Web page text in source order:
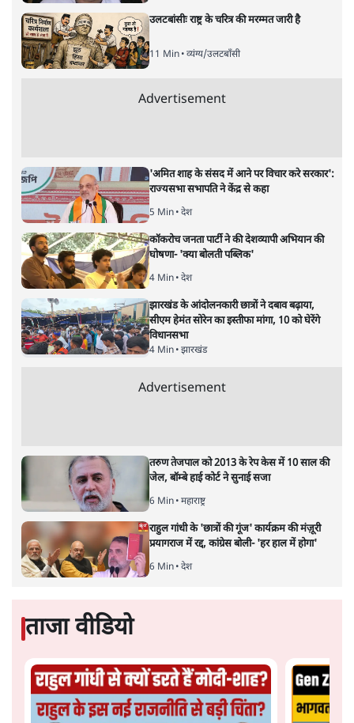
उलटबांसीः राष्ट्र के चरित्र की मरम्मत जारी है
11 Min• व्यंग्य/उलटबाँसी
Advertisement
'अमित शाह के संसद में आने पर विचार करे सरकार':
राज्यसभा सभापति ने केंद्र से कहा
5 Min• देश
कॉकरोच जनता पार्टी ने की देशव्यापी अभियान की
घोषणा- 'क्या बोलती पब्लिक'
4 Min• देश
झारखंड के आंदोलनकारी छात्रों ने दबाव बढ़ाया,
सीएम हेमंत सोरेन का इस्तीफा मांगा, 10 को घेरेंगे
विधानसभा
4 Min• झारखंड
Advertisement
तरुण तेजपाल को 2013 के रेप केस में 10 साल की
जेल, बॉम्बे हाई कोर्ट ने सुनाई सजा
6 Min• महाराष्ट्र
राहुल गांधी के 'छात्रों की गूंज' कार्यक्रम की मंज़ूरी
प्रयागराज में रद्द, कांग्रेस बोली- 'हर हाल में होगा'
6 Min• देश
ताजा वीडियो